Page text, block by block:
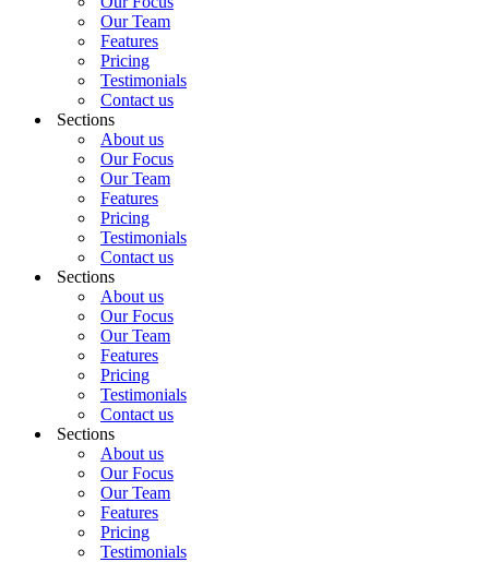
Our Team
Features
Pricing
Testimonials
Contact us
Sections
About us
Our Focus
Our Team
Features
Pricing
Testimonials
Contact us
Sections
About us
Our Focus
Our Team
Features
Pricing
Testimonials
Contact us
Sections
About us
Our Focus
Our Team
Features
Pricing
Testimonials